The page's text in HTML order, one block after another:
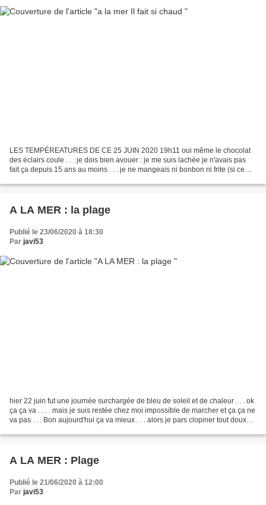
LES TEMPÉREATURES DE CE 25 JUIN 2020 19h11 oui même le chocolat
des éclairs coule . . . je dois bien avouer : je me suis lachée je n'avais pas
fait ça depuis 15 ans au moins . . . je ne mangeais ni bonbon ni frite (si ce
A LA MER : la plage
Publié le 23/06/2020 à 18:30
Par javi53
hier 22 juin fut une journée surchargée de bleu de soleil et de chaleur . . . ok
ça ça va . . . . mais je suis restée chez moi impossible de marcher et ça ça ne
va pas . . . Bon aujourd'hui ça va mieux . . . alors je pars clopiner tout doux
A LA MER : Plage
Publié le 21/06/2020 à 12:00
Par javi53